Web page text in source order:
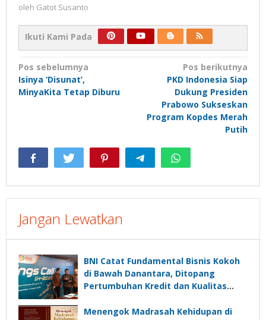
oleh Gatot Susanto
Ikuti Kami Pada
Navigasi
pos
Pos sebelumnya
Isinya ‘Disunat’,
MinyaKita Tetap Diburu
Pos berikutnya
PKD Indonesia Siap
Dukung Presiden
Prabowo Sukseskan
Program Kopdes Merah
Putih
Jangan Lewatkan
BNI Catat Fundamental Bisnis Kokoh
di Bawah Danantara, Ditopang
Pertumbuhan Kredit dan Kualitas
Menengok Madrasah Kehidupan di